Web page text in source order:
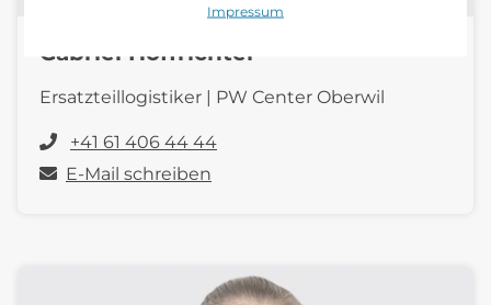
Impressum
Gabriel Hoffrichter
Ersatzteillogistiker | PW Center Oberwil
+41 61 406 44 44
E-Mail schreiben